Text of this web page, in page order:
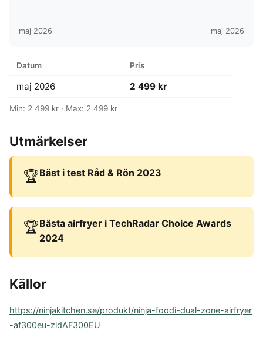
maj 2026 maj 2026
Datum Pris
maj 2026 2 499 kr
Min: 2 499 kr · Max: 2 499 kr
Utmärkelser
🏆Bäst i test Råd & Rön 2023
🏆Bästa airfryer i TechRadar Choice Awards
2024
Källor
https://ninjakitchen.se/produkt/ninja-foodi-dual-zone-airfryer
-af300eu-zidAF300EU